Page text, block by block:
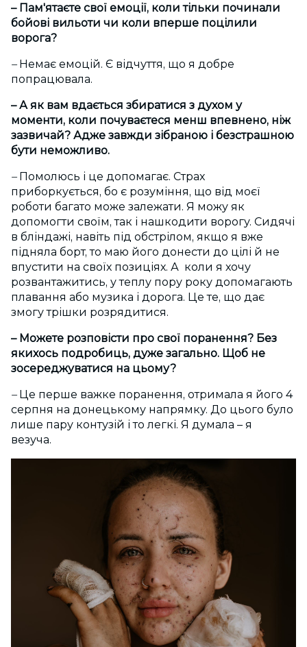
– Пам'ятаєте свої емоції, коли тільки починали
бойові вильоти чи коли вперше поцілили
ворога?
– Немає емоцій. Є відчуття, що я добре
попрацювала.
– А як вам вдається збиратися з духом у
моменти, коли почуваєтеся менш впевнено, ніж
зазвичай? Адже завжди зібраною і безстрашною
бути неможливо.
– Помолюсь і це допомагає. Страх
приборкується, бо є розуміння, що від моєї
роботи багато може залежати. Я можу як
допомогти своїм, так і нашкодити ворогу. Сидячі
в бліндажі, навіть під обстрілом, якщо я вже
підняла борт, то маю його донести до цілі й не
впустити на своїх позиціях. А коли я хочу
розвантажитись, у теплу пору року допомагають
плавання або музика і дорога. Це те, що дає
змогу трішки розрядитися.
– Можете розповісти про свої поранення? Без
якихось подробиць, дуже загально. Щоб не
зосереджуватися на цьому?
– Це перше важке поранення, отримала я його 4
серпня на донецькому напрямку. До цього було
лише пару контузій і то легкі. Я думала – я
везуча.